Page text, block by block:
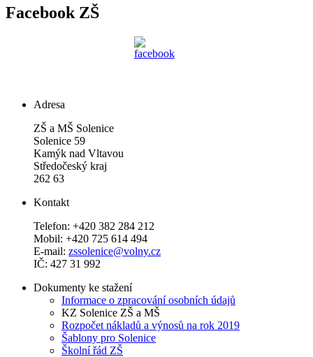
Facebook ZŠ
Adresa
ZŠ a MŠ Solenice
Solenice 59
Kamýk nad Vltavou
Středočeský kraj
262 63
Kontakt
Telefon: +420 382 284 212
Mobil: +420 725 614 494
E-mail: zssolenice@volny.cz
IČ: 427 31 992
Dokumenty ke stažení
Informace o zpracování osobních údajů
KZ Solenice ZŠ a MŠ
Rozpočet nákladů a výnosů na rok 2019
Šablony pro Solenice
Školní řád ZŠ